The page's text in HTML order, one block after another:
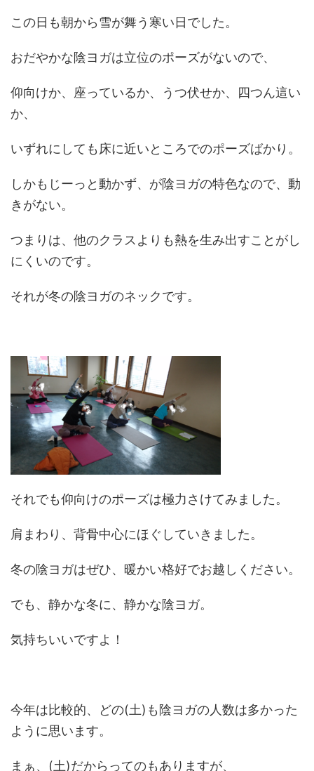
この日も朝から雪が舞う寒い日でした。
おだやかな陰ヨガは立位のポーズがないので、
仰向けか、座っているか、うつ伏せか、四つん這い
か、
いずれにしても床に近いところでのポーズばかり。
しかもじーっと動かず、が陰ヨガの特色なので、動
きがない。
つまりは、他のクラスよりも熱を生み出すことがし
にくいのです。
それが冬の陰ヨガのネックです。
それでも仰向けのポーズは極力さけてみました。
肩まわり、背骨中心にほぐしていきました。
冬の陰ヨガはぜひ、暖かい格好でお越しください。
でも、静かな冬に、静かな陰ヨガ。
気持ちいいですよ！
今年は比較的、どの(土)も陰ヨガの人数は多かった
ように思います。
まぁ、(土)だからってのもありますが、